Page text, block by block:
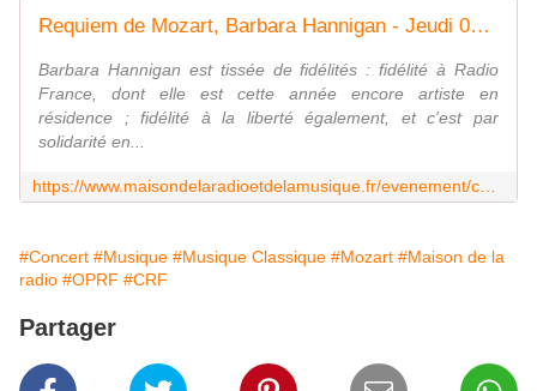
Requiem de Mozart, Barbara Hannigan - Jeudi 07 avril 2022 - 20h00 Maison de la Radio et de la Musique - Auditorium
Barbara Hannigan est tissée de fidélités : fidélité à Radio
France, dont elle est cette année encore artiste en
résidence ; fidélité à la liberté également, et c'est par
solidarité en...
#Concert #Musique #Musique Classique #Mozart #Maison de la
radio #OPRF #CRF
Partager